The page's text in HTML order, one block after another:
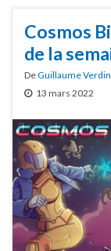
Cosmos
de la
DeGuillaume Verdin
13 mars 2022